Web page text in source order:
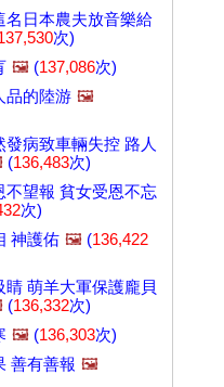
名日本農夫放音樂給
次)
🖼️ (137,086次)
品的陸游 🖼️
發病致車輛失控 路人
(136,483次)
不望報 貧女受恩不忘
次)
神護佑 🖼️ (136,422
睛 萌羊大軍保護龐貝
(136,332次)
🖼️ (136,303次)
善有善報 🖼️